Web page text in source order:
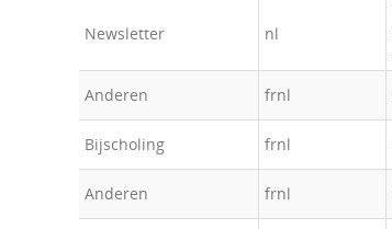
Newsletter nl
Anderen frnl
Bijscholing frnl
Anderen frnl